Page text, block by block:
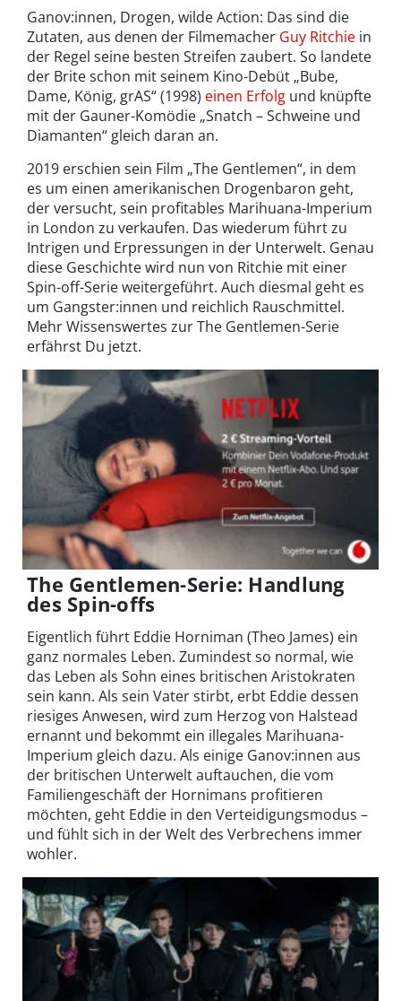
Ganov:innen, Drogen, wilde Action: Das sind die
Zutaten, aus denen der Filmemacher Guy Ritchie in
der Regel seine besten Streifen zaubert. So landete
der Brite schon mit seinem Kino-Debüt „Bube,
Dame, König, grAS“ (1998) einen Erfolg und knüpfte
mit der Gauner-Komödie „Snatch – Schweine und
Diamanten“ gleich daran an.
2019 erschien sein Film „The Gentlemen“, in dem
es um einen amerikanischen Drogenbaron geht,
der versucht, sein profitables Marihuana-Imperium
in London zu verkaufen. Das wiederum führt zu
Intrigen und Erpressungen in der Unterwelt. Genau
diese Geschichte wird nun von Ritchie mit einer
Spin-off-Serie weitergeführt. Auch diesmal geht es
um Gangster:innen und reichlich Rauschmittel.
Mehr Wissenswertes zur The Gentlemen-Serie
erfährst Du jetzt.
The Gentlemen-Serie: Handlung
des Spin-offs
Eigentlich führt Eddie Horniman (Theo James) ein
ganz normales Leben. Zumindest so normal, wie
das Leben als Sohn eines britischen Aristokraten
sein kann. Als sein Vater stirbt, erbt Eddie dessen
riesiges Anwesen, wird zum Herzog von Halstead
ernannt und bekommt ein illegales Marihuana-
Imperium gleich dazu. Als einige Ganov:innen aus
der britischen Unterwelt auftauchen, die vom
Familiengeschäft der Hornimans profitieren
möchten, geht Eddie in den Verteidigungsmodus –
und fühlt sich in der Welt des Verbrechens immer
wohler.